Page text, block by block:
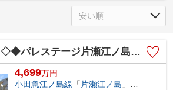
◇◆パレステージ片瀬江ノ島◆◇
4,699万円
小田急江ノ島線 「 片瀬江ノ島 」駅 徒歩4分